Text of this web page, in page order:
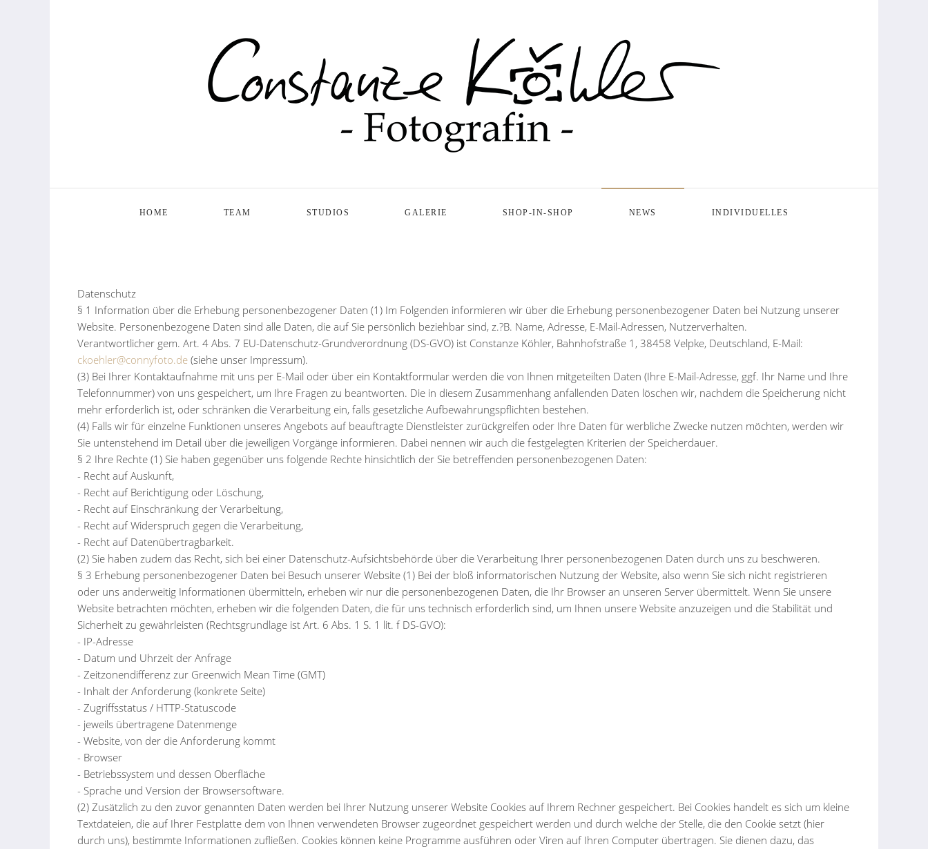
HOME TEAM STUDIOS GALERIE SHOP-IN-SHOP NEWS INDIVIDUELLES
Datenschutz
§ 1 Information über die Erhebung personenbezogener Daten (1) Im Folgenden informieren wir über die Erhebung personenbezogener Daten bei Nutzung unserer
Website. Personenbezogene Daten sind alle Daten, die auf Sie persönlich beziehbar sind, z.?B. Name, Adresse, E-Mail-Adressen, Nutzerverhalten.
Verantwortlicher gem. Art. 4 Abs. 7 EU-Datenschutz-Grundverordnung (DS-GVO) ist Constanze Köhler, Bahnhofstraße 1, 38458 Velpke, Deutschland, E-Mail:
ckoehler@connyfoto.de (siehe unser Impressum).
(3) Bei Ihrer Kontaktaufnahme mit uns per E-Mail oder über ein Kontaktformular werden die von Ihnen mitgeteilten Daten (Ihre E-Mail-Adresse, ggf. Ihr Name und Ihre
Telefonnummer) von uns gespeichert, um Ihre Fragen zu beantworten. Die in diesem Zusammenhang anfallenden Daten löschen wir, nachdem die Speicherung nicht
mehr erforderlich ist, oder schränken die Verarbeitung ein, falls gesetzliche Aufbewahrungspflichten bestehen.
(4) Falls wir für einzelne Funktionen unseres Angebots auf beauftragte Dienstleister zurückgreifen oder Ihre Daten für werbliche Zwecke nutzen möchten, werden wir
Sie untenstehend im Detail über die jeweiligen Vorgänge informieren. Dabei nennen wir auch die festgelegten Kriterien der Speicherdauer.
§ 2 Ihre Rechte (1) Sie haben gegenüber uns folgende Rechte hinsichtlich der Sie betreffenden personenbezogenen Daten:
- Recht auf Auskunft,
- Recht auf Berichtigung oder Löschung,
- Recht auf Einschränkung der Verarbeitung,
- Recht auf Widerspruch gegen die Verarbeitung,
- Recht auf Datenübertragbarkeit.
(2) Sie haben zudem das Recht, sich bei einer Datenschutz-Aufsichtsbehörde über die Verarbeitung Ihrer personenbezogenen Daten durch uns zu beschweren.
§ 3 Erhebung personenbezogener Daten bei Besuch unserer Website (1) Bei der bloß informatorischen Nutzung der Website, also wenn Sie sich nicht registrieren
oder uns anderweitig Informationen übermitteln, erheben wir nur die personenbezogenen Daten, die Ihr Browser an unseren Server übermittelt. Wenn Sie unsere
Website betrachten möchten, erheben wir die folgenden Daten, die für uns technisch erforderlich sind, um Ihnen unsere Website anzuzeigen und die Stabilität und
Sicherheit zu gewährleisten (Rechtsgrundlage ist Art. 6 Abs. 1 S. 1 lit. f DS-GVO):
- IP-Adresse
- Datum und Uhrzeit der Anfrage
- Zeitzonendifferenz zur Greenwich Mean Time (GMT)
- Inhalt der Anforderung (konkrete Seite)
- Zugriffsstatus / HTTP-Statuscode
- jeweils übertragene Datenmenge
- Website, von der die Anforderung kommt
- Browser
- Betriebssystem und dessen Oberfläche
- Sprache und Version der Browsersoftware.
(2) Zusätzlich zu den zuvor genannten Daten werden bei Ihrer Nutzung unserer Website Cookies auf Ihrem Rechner gespeichert. Bei Cookies handelt es sich um kleine
Textdateien, die auf Ihrer Festplatte dem von Ihnen verwendeten Browser zugeordnet gespeichert werden und durch welche der Stelle, die den Cookie setzt (hier
durch uns), bestimmte Informationen zufließen. Cookies können keine Programme ausführen oder Viren auf Ihren Computer übertragen. Sie dienen dazu, das